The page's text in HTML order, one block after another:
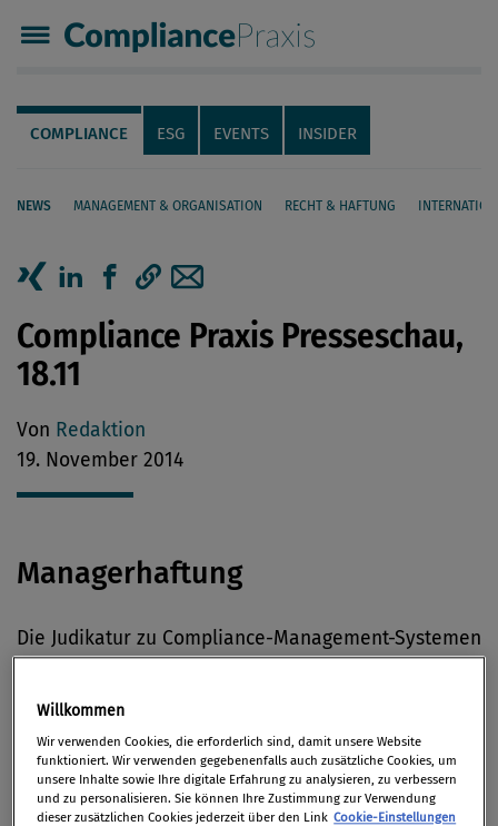
Compliance Praxis
Servicenavigation
Navigation
COMPLIANCE ESG EVENTS INSIDER
NEWS MANAGEMENT & ORGANISATION RECHT & HAFTUNG
Seiteninhalt
Artikel auf Xing teilen
Artikel auf linkedIn teilen
Artikel auf Facebook teilen
Artikellink kopieren
Artikel per Mail teilen
Compliance Praxis Presseschau,
18.11
Von Redaktion
19. November 2014
Managerhaftung
Die Judikatur zu Compliance-Management-Systemen
Dass Unternehmen regelkonform arbeiten, ist eine
Der wegen Untreue und Steuerhinterziehung
angeklagte frühere Top-ManagerThomas
Willkommen
Wir verwenden Cookies, die erforderlich sind, damit unsere Website
funktioniert. Wir verwenden gegebenenfalls auch zusätzliche Cookies, um
unsere Inhalte sowie Ihre digitale Erfahrung zu analysieren, zu verbessern
und zu personalisieren. Sie können Ihre Zustimmung zur Verwendung
dieser zusätzlichen Cookies jederzeit über den Link Cookie-Einstellungen